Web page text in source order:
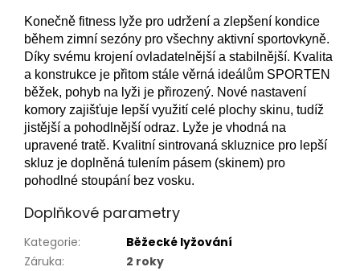
Konečně fitness lyže pro udržení a zlepšení kondice
během zimní sezóny pro všechny aktivní sportovkyně.
Díky svému krojení ovladatelnější a stabilnější. Kvalita
a konstrukce je přitom stále věrná ideálům SPORTEN
běžek, pohyb na lyži je přirozený. Nové nastavení
komory zajišťuje lepší využití celé plochy skinu, tudíž
jistější a pohodlnější odraz. Lyže je vhodná na
upravené tratě. Kvalitní sintrovaná skluznice pro lepší
skluz je doplněná tulením pásem (skinem) pro
pohodlné stoupání bez vosku.
Doplňkové parametry
Kategorie:
Běžecké lyžování
Záruka:
2 roky